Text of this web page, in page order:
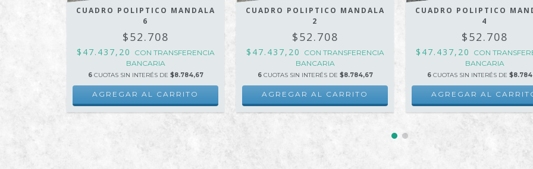
CUADRO POLIPTICO MANDALA
6
$52.708
$47.437,20 CON TRANSFERENCIA
BANCARIA
6 CUOTAS SIN INTERÉS DE $8.784,67
AGREGAR AL CARRITO
CUADRO POLIPTICO MANDALA
2
$52.708
$47.437,20 CON TRANSFERENCIA
BANCARIA
6 CUOTAS SIN INTERÉS DE $8.784,67
AGREGAR AL CARRITO
CUADRO POLIPTICO
4
$52.708
$47.437,20 CON
BANCARIA
6 CUOTAS SIN INTERÉS DE
AGREGAR AL